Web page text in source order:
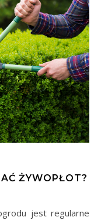
ŻYWOPŁOT?